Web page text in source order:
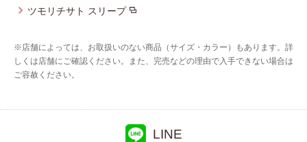
公式アプリ
ニュース＆トピックス
ツモリチサト スリープ
※店舗によっては、お取扱いのない商品（サイズ・カラー）もあります。詳
しくは店舗にご確認ください。また、完売などの理由で入手できない場合は
ご容赦ください。
LINE